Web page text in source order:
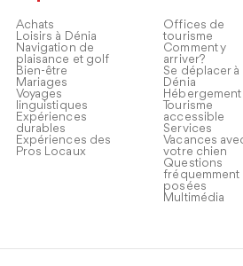
Achats
Loisirs à Dénia
Navigation de
plaisance et golf
Bien-être
Mariages
Voyages
linguistiques
Expériences
durables
Expériences des
Pros Locaux
Offices de
tourisme
Comment y
arriver?
Se déplacer à
Dénia
Hébergement
Tourisme
accessible
Services
Vacances
votre chien
Questions
fréquemment
posées
Multimédia